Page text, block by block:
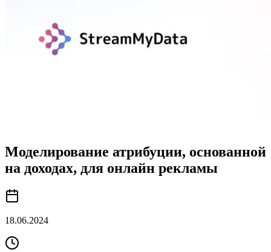
Моделирование атрибуции, основанной
на доходах, для онлайн рекламы
18.06.2024